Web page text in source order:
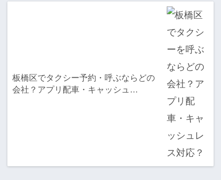
板橋区でタクシー予約・呼ぶならどの
会社？アプリ配車・キャッシュ…